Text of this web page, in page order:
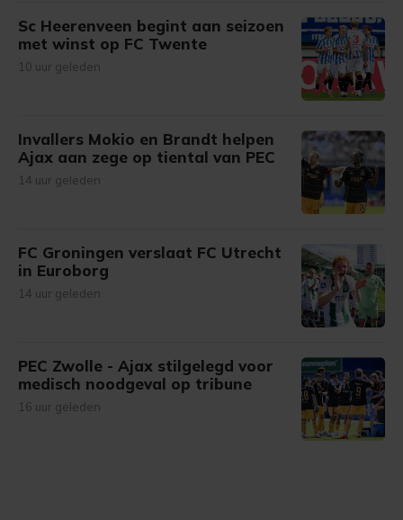
Sc Heerenveen begint aan seizoen
met winst op FC Twente
10 uur geleden
Invallers Mokio en Brandt helpen
Ajax aan zege op tiental van PEC
14 uur geleden
FC Groningen verslaat FC Utrecht
in Euroborg
14 uur geleden
PEC Zwolle - Ajax stilgelegd voor
medisch noodgeval op tribune
16 uur geleden